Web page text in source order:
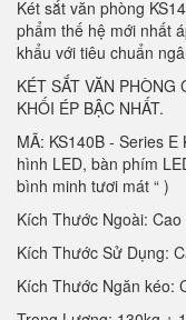
Két sắt văn phòng
phẩm thế hệ mới nhất
khẩu với tiêu chuẩn
KÉT SẮT VĂN PHÒNG
KHỐI ÉP BẬC NHẤT.
MÃ: KS140B - Series
hình LED, bàn phím
bình minh tươi mát “ )
Kích Thước Ngoài:
Kích Thước Sử Dụng:
Kích Thước Ngăn kéo: